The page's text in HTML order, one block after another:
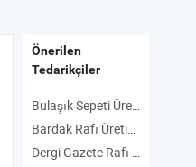
Önerilen
Tedarikçiler
Bulaşık Sepeti Üreticiler
Bardak Rafı Üreticiler
Dergi Gazete Rafı Üreticiler